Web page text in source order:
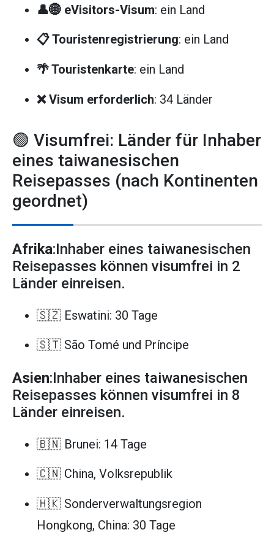
👤🌐 eVisitors-Visum: ein Land
📋 Touristenregistrierung: ein Land
🌴 Touristenkarte: ein Land
❌ Visum erforderlich: 34 Länder
🟢 Visumfrei: Länder für Inhaber
eines taiwanesischen
Reisepasses (nach Kontinenten
geordnet)
Afrika:Inhaber eines taiwanesischen
Reisepasses können visumfrei in 2
Länder einreisen.
🇸🇿 Eswatini: 30 Tage
🇸🇹 São Tomé und Príncipe
Asien:Inhaber eines taiwanesischen
Reisepasses können visumfrei in 8
Länder einreisen.
🇧🇳 Brunei: 14 Tage
🇨🇳 China, Volksrepublik
🇭🇰 Sonderverwaltungsregion
Hongkong, China: 30 Tage